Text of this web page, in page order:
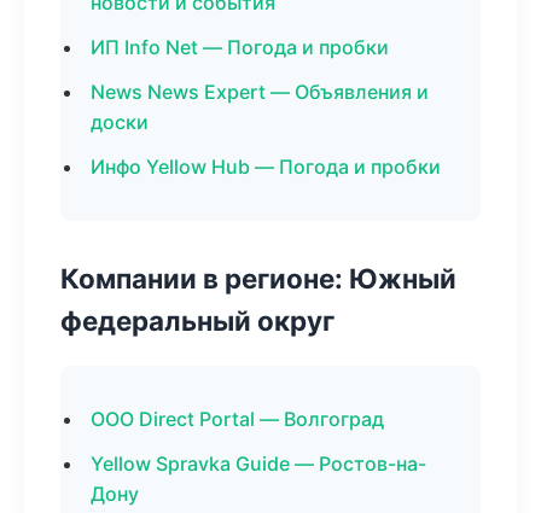
ИП Info Net — Погода и пробки
News News Expert — Объявления и
доски
Инфо Yellow Hub — Погода и пробки
Компании в регионе: Южный
федеральный округ
ООО Direct Portal — Волгоград
Yellow Spravka Guide — Ростов-на-
Дону